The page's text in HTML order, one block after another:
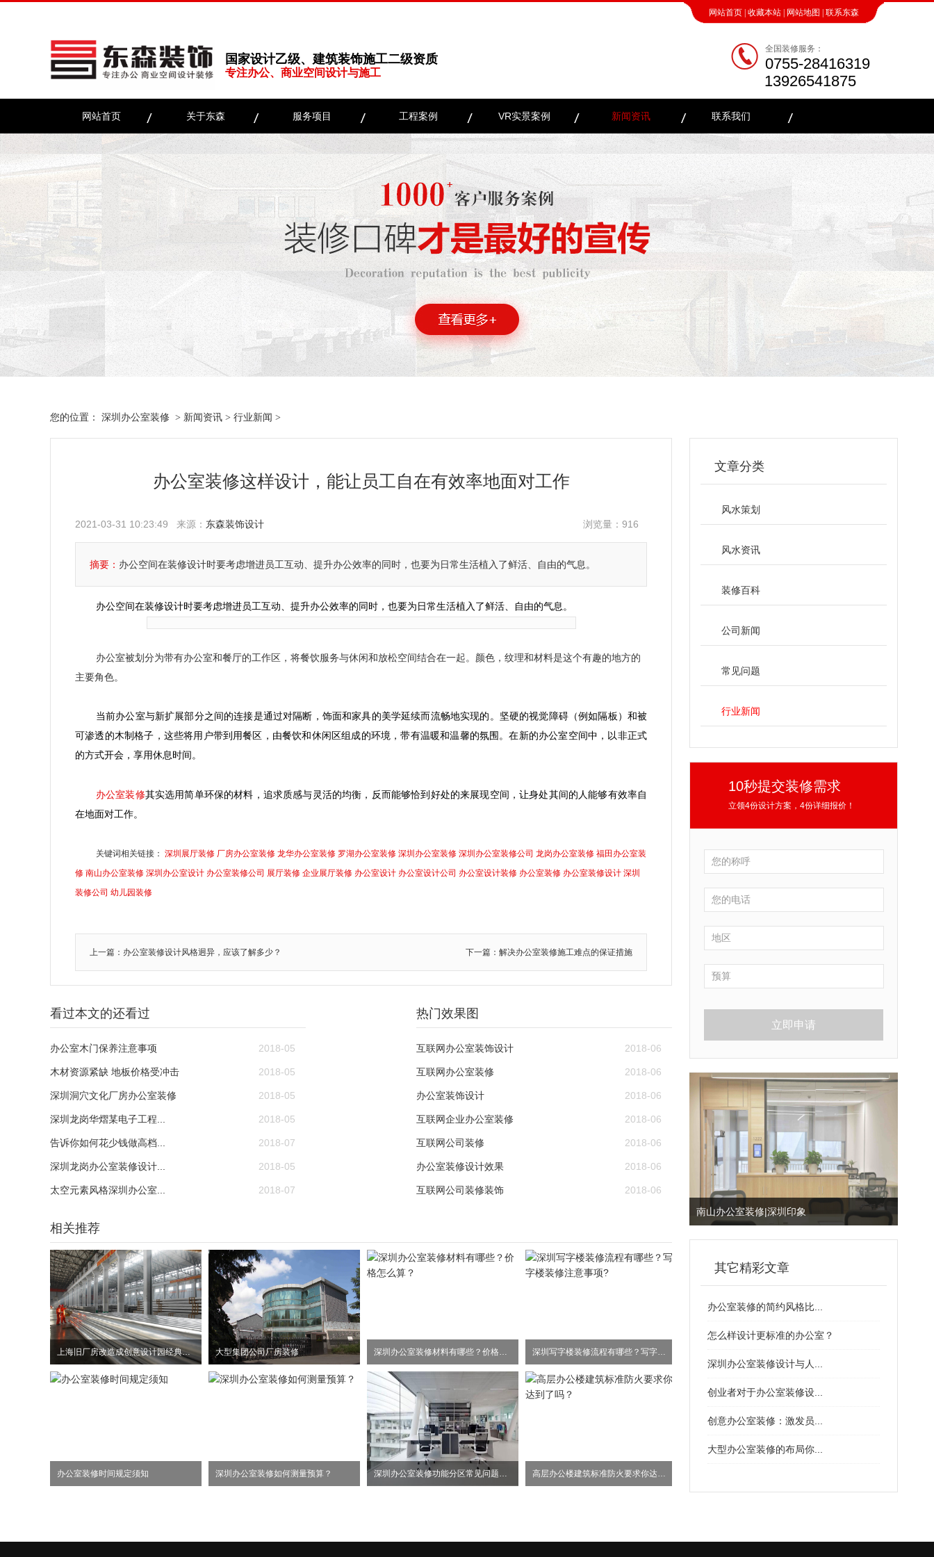
网站首页 收藏本站 网站地图 联系东森
国家设计乙级、建筑装饰施工二级资质
专注办公、商业空间设计与施工
全国装修服务：
0755-28416319
13926541875
网站首页 关于东森 服务项目 工程案例 VR实景案例 新闻资讯 联系我们
您的位置： 深圳办公室装修 > 新闻资讯 > 行业新闻 >
办公室装修这样设计，能让员工自在有效率地面对工作
2021-03-31 10:23:49 来源： 东森装饰设计 浏览量： 916
摘要： 办公空间在装修设计时要考虑增进员工互动、提升办公效率的同时，也要为日常生活植入了鲜活、自由的气息。
办公空间在装修设计时要考虑增进员工互动、提升办公效率的同时，也要为日常生活植入了鲜活、自由的气息。
办公室被划分为带有办公室和餐厅的工作区，将餐饮服务与休闲和放松空间结合在一起。颜色，纹理和材料是这个有趣的地方的
主要角色。
当前办公室与新扩展部分之间的连接是通过对隔断，饰面和家具的美学延续而流畅地实现的。坚硬的视觉障碍（例如隔板）和被
可渗透的木制格子，这些将用户带到用餐区，由餐饮和休闲区组成的环境，带有温暖和温馨的氛围。在新的办公室空间中，以非正式
的方式开会，享用休息时间。
办公室装修其实选用简单环保的材料，追求质感与灵活的均衡，反而能够恰到好处的来展现空间，让身处其间的人能够有效率自
在地面对工作。
关键词相关链接： 深圳展厅装修 厂房办公室装修 龙华办公室装修 罗湖办公室装修 深圳办公室装修 深圳办公室装修公司 龙岗办公室装修 福田办公室装
修 南山办公室装修 深圳办公室设计 办公室装修公司 展厅装修 企业展厅装修 办公室设计 办公室设计公司 办公室设计装修 办公室装修 办公室装修设计 深圳
装修公司 幼儿园装修
上一篇：办公室装修设计风格迥异，应该了解多少？ 下一篇：解决办公室装修施工难点的保证措施
看过本文的还看过
办公室木门保养注意事项 2018-05
木材资源紧缺 地板价格受冲击 2018-05
深圳洞穴文化厂房办公室装修 2018-05
深圳龙岗华熠某电子工程... 2018-05
告诉你如何花少钱做高档... 2018-07
深圳龙岗办公室装修设计... 2018-05
太空元素风格深圳办公室... 2018-07
热门效果图
互联网办公室装饰设计 2018-06
互联网办公室装修 2018-06
办公室装饰设计 2018-06
互联网企业办公室装修 2018-06
互联网公司装修 2018-06
办公室装修设计效果 2018-06
互联网公司装修装饰 2018-06
相关推荐
上海旧厂房改造成创意设计园经典案例 大型集团公司厂房装修 深圳办公室装修材料有哪些？价格怎么算？ 深圳写字楼装修流程有哪些？写字楼装修注意事项?
办公室装修时间规定须知 深圳办公室装修如何测量预算？ 深圳办公室装修功能分区常见问题事项 高层办公楼建筑标准防火要求你达到了吗？
文章分类
风水策划
风水资讯
装修百科
公司新闻
常见问题
行业新闻
10秒提交装修需求
立领4份设计方案，4份详细报价！
立即申请
南山办公室装修|深圳印象
其它精彩文章
办公室装修的简约风格比...
怎么样设计更标准的办公室？
深圳办公室装修设计与人...
创业者对于办公室装修设...
创意办公室装修：激发员...
大型办公室装修的布局你...